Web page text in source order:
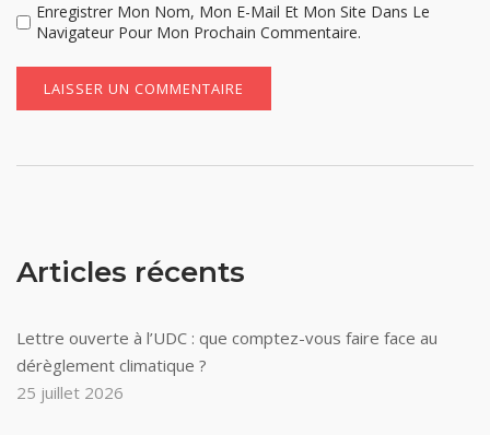
Enregistrer Mon Nom, Mon E-Mail Et Mon Site Dans Le
Navigateur Pour Mon Prochain Commentaire.
Articles récents
Lettre ouverte à l’UDC : que comptez-vous faire face au
dérèglement climatique ?
25 juillet 2026